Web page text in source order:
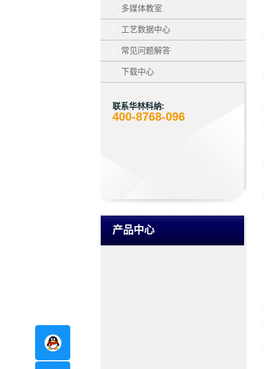
多媒体教室
工艺数据中心
常见问题解答
下载中心
联系华林科纳:
400-8768-096
产品中心
在线咨询